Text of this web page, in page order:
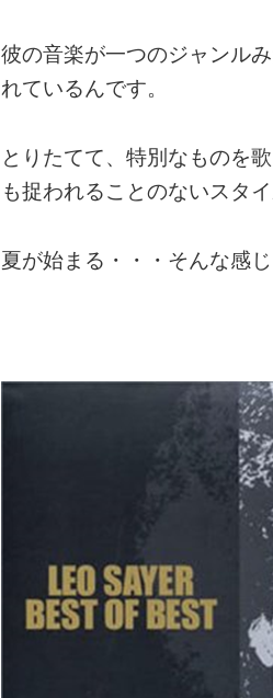
彼の音楽が一つのジャンル
れているんです。
とりたてて、特別なものを
も捉われることのないスタ
夏が始まる・・・そんな感